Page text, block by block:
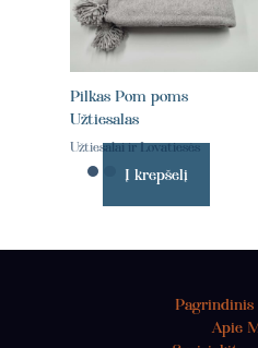
Pilkas Pom poms
Užtiesalas
Užtiesalai ir Lovatiesės
Į krepšelį
Pagrindinis
Apie